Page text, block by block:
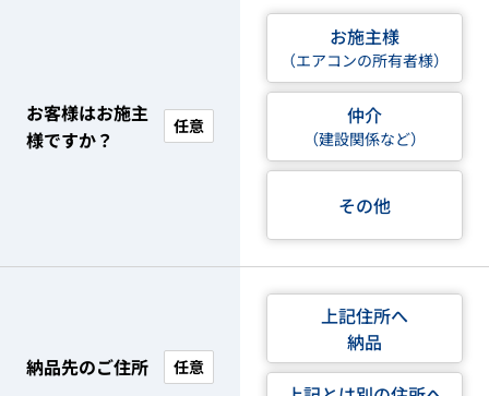
お客様はお施主
様ですか？
任意
お施主様
（エアコンの所有者様）
仲介
（建設関係など）
その他
納品先のご住所 任意
上記住所へ
納品